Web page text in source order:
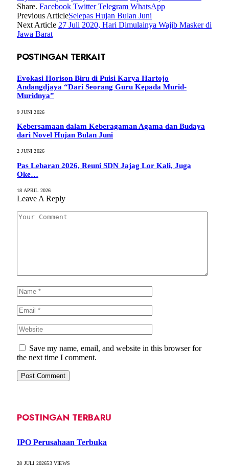
Share. Facebook Twitter Telegram WhatsApp
Previous ArticleSelepas Hujan Bulan Juni
Next Article 27 Juli 2020, Hari Dimulainya Wajib Masker di
Jawa Barat
POSTINGAN TERKAIT
Evokasi Horison Biru di Puisi Karya Hartojo
Andangdjaya “Dari Seorang Guru Kepada Murid-
Muridnya”
9 JUNI 2026
Kebersamaan dalam Keberagaman Agama dan Budaya
dari Novel Hujan Bulan Juni
2 JUNI 2026
Pas Lebaran 2026, Reuni SDN Jajag Lor Kali, Juga
Oke…
18 APRIL 2026
Leave A Reply
Save my name, email, and website in this browser for
the next time I comment.
POSTINGAN TERBARU
IPO Perusahaan Terbuka
28 JULI 202653VIEWS